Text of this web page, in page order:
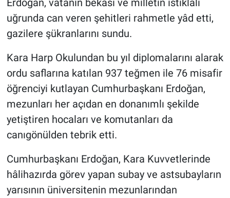
Erdoğan, vatanın bekası ve milletin istiklali
uğrunda can veren şehitleri rahmetle yâd etti,
gazilere şükranlarını sundu.
Kara Harp Okulundan bu yıl diplomalarını alarak
ordu saflarına katılan 937 teğmen ile 76 misafir
öğrenciyi kutlayan Cumhurbaşkanı Erdoğan,
mezunları her açıdan en donanımlı şekilde
yetiştiren hocaları ve komutanları da
canıgönülden tebrik etti.
Cumhurbaşkanı Erdoğan, Kara Kuvvetlerinde
hâlihazırda görev yapan subay ve astsubayların
yarısının üniversitenin mezunlarından